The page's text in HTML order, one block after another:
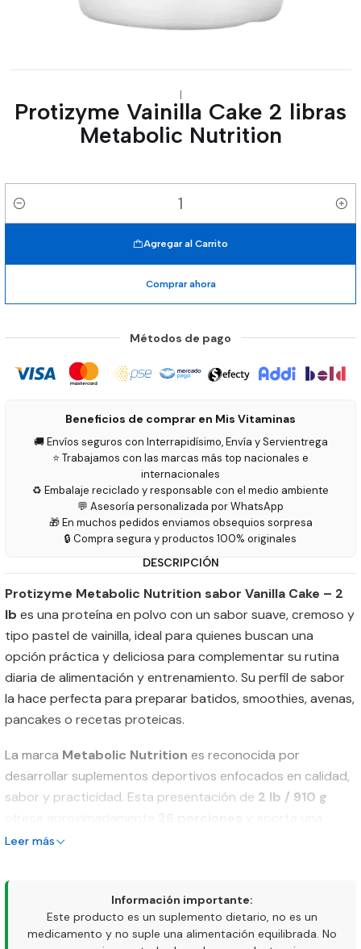
|
Protizyme Vainilla Cake 2 libras
Metabolic Nutrition
Cantidad
Agregar al Carrito
Comprar ahora
Métodos de pago
Beneficios de comprar en Mis Vitaminas
🚚 Envíos seguros con Interrapidísimo, Envía y Servientrega
⭐ Trabajamos con las marcas más top nacionales e
internacionales
♻️ Embalaje reciclado y responsable con el medio ambiente
💬 Asesoría personalizada por WhatsApp
🎁 En muchos pedidos enviamos obsequios sorpresa
🔒 Compra segura y productos 100% originales
DESCRIPCIÓN
Protizyme Metabolic Nutrition sabor Vanilla Cake – 2
lb es una proteína en polvo con un sabor suave, cremoso y
tipo pastel de vainilla, ideal para quienes buscan una
opción práctica y deliciosa para complementar su rutina
diaria de alimentación y entrenamiento. Su perfil de sabor
la hace perfecta para preparar batidos, smoothies, avenas,
pancakes o recetas proteicas.
La marca Metabolic Nutrition es reconocida por
desarrollar suplementos deportivos enfocados en calidad,
sabor y practicidad. Esta presentación de 2 lb / 910 g
mezcla de fuentes proteicas junto con un complejo de
Características del
producto
Leer más
Información importante:
Este producto es un suplemento dietario, no es un
medicamento y no suple una alimentación equilibrada. No